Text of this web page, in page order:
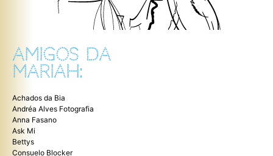
AMIGOS DA
MARIAH:
Achados da Bia
Andréa Alves Fotografia
Anna Fasano
Ask Mi
Bettys
Consuelo Blocker